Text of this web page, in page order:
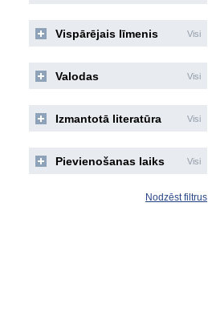
Vispārējais līmenis Visi
Valodas Visi
Izmantotā literatūra Visi
Pievienošanas laiks Visi
Nodzēst filtrus